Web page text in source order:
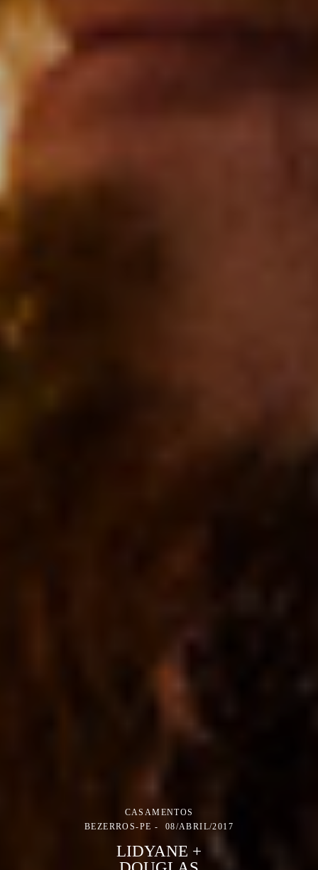
CASAMENTOS
BEZERROS-PE
08/ABRIL/2017
LIDYANE +